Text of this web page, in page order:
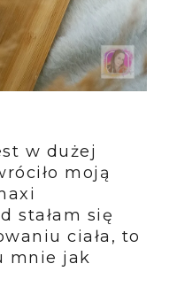
w dużej
moją
stałam się
ciała, to
mnie jak